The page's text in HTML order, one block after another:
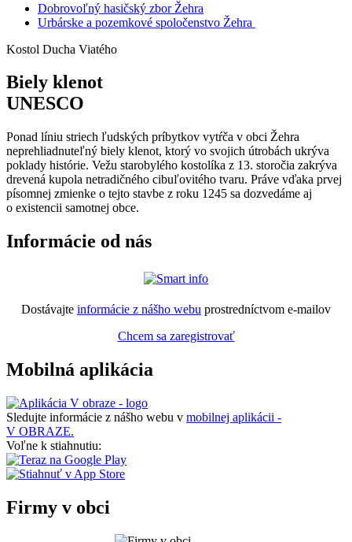
Dobrovoľný hasičský zbor Žehra
Urbárske a pozemkové spoločenstvo Žehra
Kostol Ducha Viatého
Biely klenot
UNESCO
Ponad líniu striech ľudských príbytkov vytŕča v obci Žehra
neprehliadnuteľný biely klenot, ktorý vo svojich útrobách ukrýva
poklady histórie. Vežu starobylého kostolíka z 13. storočia zakrýva
drevená kupola netradičného cibuľovitého tvaru. Práve vďaka prvej
písomnej zmienke o tejto stavbe z roku 1245 sa dozvedáme aj
o existencii samotnej obce.
Informácie od nás
Dostávajte informácie z nášho webu prostredníctvom e-mailov
Chcem sa zaregistrovať
Mobilná aplikácia
Sledujte informácie z nášho webu v mobilnej aplikácii -
V OBRAZE.
Voľne k stiahnutiu:
Firmy v obci